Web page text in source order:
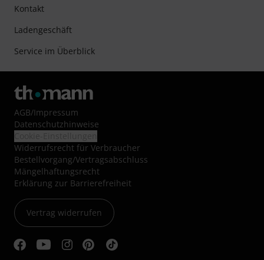
Kontakt
Ladengeschäft
Service im Überblick
AGB/Impressum
Datenschutzhinweise
Widerrufsrecht für Verbraucher
Bestellvorgang/Vertragsabschluss
Mängelhaftungsrecht
Erklärung zur Barrierefreiheit
Vertrag widerrufen